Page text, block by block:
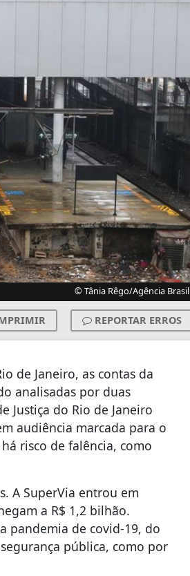
© Tânia Rêgo/Agência Brasil
REPORTAR ERROS
de Janeiro, as contas da
analisadas por duas
Justiça do Rio de Janeiro
audiência marcada para o
risco de falência, como
A SuperVia entrou em
a R$ 1,2 bilhão.
pandemia de covid-19, do
pública, como por